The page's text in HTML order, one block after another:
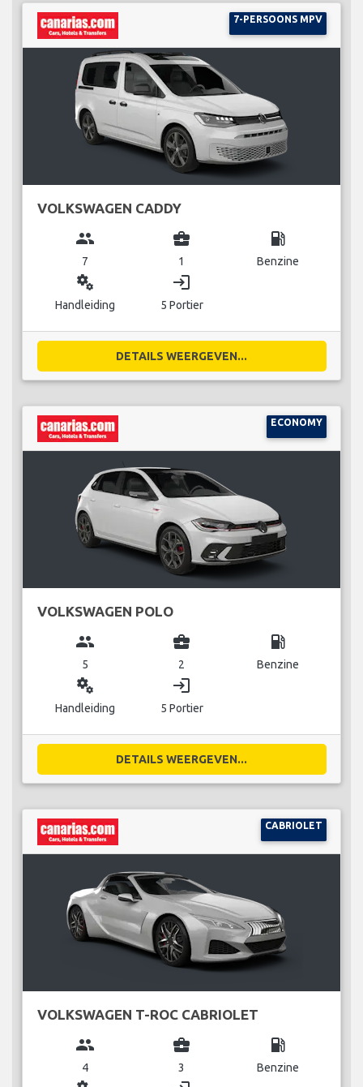
7-PERSOONS MPV
VOLKSWAGEN CADDY
group
7
business_center
1
local_gas_station
Benzine
miscellaneous_services
Handleiding
login
5 Portier
DETAILS WEERGEVEN...
ECONOMY
VOLKSWAGEN POLO
group
5
business_center
2
local_gas_station
Benzine
miscellaneous_services
Handleiding
login
5 Portier
DETAILS WEERGEVEN...
CABRIOLET
VOLKSWAGEN T-ROC CABRIOLET
group
4
business_center
3
local_gas_station
Benzine